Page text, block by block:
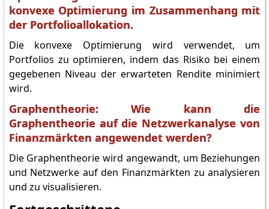
konvexe Optimierung im Zusammenhang mit
der Portfolioallokation.
Die konvexe Optimierung wird verwendet, um
Portfolios zu optimieren, indem das Risiko bei einem
gegebenen Niveau der erwarteten Rendite minimiert
wird.
Graphentheorie: Wie kann die
Graphentheorie auf die Netzwerkanalyse von
Finanzmärkten angewendet werden?
Die Graphentheorie wird angewandt, um Beziehungen
und Netzwerke auf den Finanzmärkten zu analysieren
und zu visualisieren.